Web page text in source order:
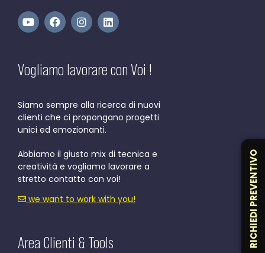
RICHIEDI PREVENTIVO
Vogliamo lavorare con Voi !
Siamo sempre alla ricerca di nuovi
clienti che ci propongano progetti
unici ed emozionanti.
Abbiamo il giusto mix di tecnica e
creatività e vogliamo lavorare a
stretto contatto con voi!
we want to work with you!
Area Clienti & Tools